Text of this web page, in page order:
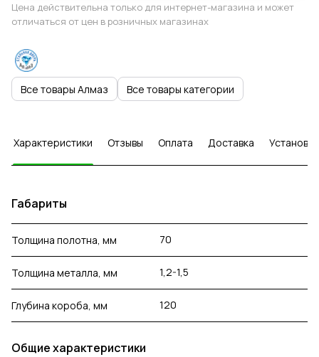
Цена действительна только для интернет-магазина и может
отличаться от цен в розничных магазинах
Все товары Алмаз Все товары категории
Характеристики Отзывы Оплата Доставка Установка
Габариты
Толщина полотна, мм 70
Толщина металла, мм 1,2-1,5
Глубина короба, мм 120
Общие характеристики